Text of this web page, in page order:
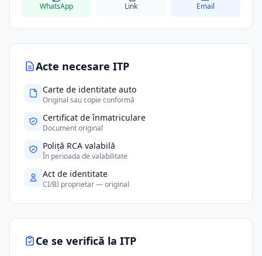
Acte necesare ITP
Carte de identitate auto
Original sau copie conformă
Certificat de înmatriculare
Document original
Poliță RCA valabilă
În perioada de valabilitate
Act de identitate
CI/BI proprietar — original
Ce se verifică la ITP
WhatsApp Link Email